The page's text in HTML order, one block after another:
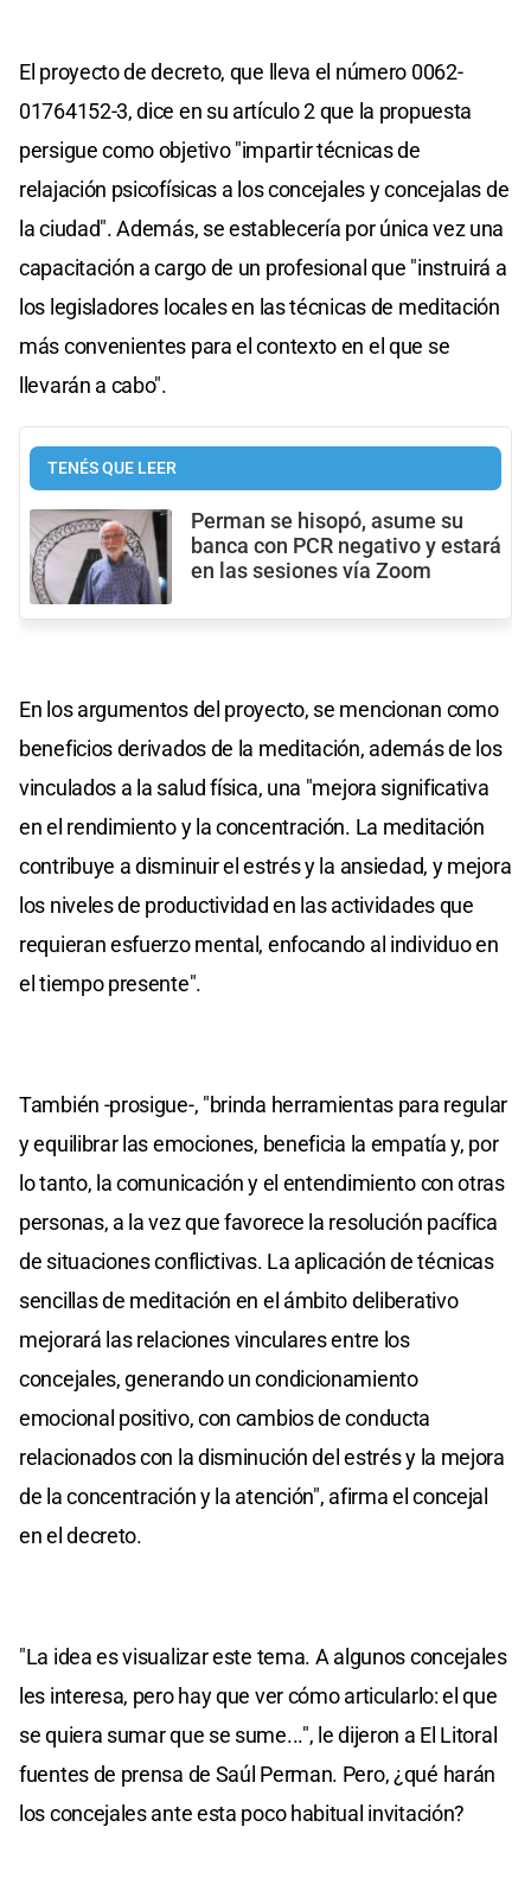
El proyecto de decreto, que lleva el número 0062-
01764152-3, dice en su artículo 2 que la propuesta
persigue como objetivo "impartir técnicas de
relajación psicofísicas a los concejales y concejalas de
la ciudad". Además, se establecería por única vez una
capacitación a cargo de un profesional que "instruirá a
los legisladores locales en las técnicas de meditación
más convenientes para el contexto en el que se
llevarán a cabo".
TENÉS QUE LEER
Perman se hisopó, asume su
banca con PCR negativo y estará
en las sesiones vía Zoom
En los argumentos del proyecto, se mencionan como
beneficios derivados de la meditación, además de los
vinculados a la salud física, una "mejora significativa
en el rendimiento y la concentración. La meditación
contribuye a disminuir el estrés y la ansiedad, y mejora
los niveles de productividad en las actividades que
requieran esfuerzo mental, enfocando al individuo en
el tiempo presente".
También -prosigue-, "brinda herramientas para regular
y equilibrar las emociones, beneficia la empatía y, por
lo tanto, la comunicación y el entendimiento con otras
personas, a la vez que favorece la resolución pacífica
de situaciones conflictivas. La aplicación de técnicas
sencillas de meditación en el ámbito deliberativo
mejorará las relaciones vinculares entre los
concejales, generando un condicionamiento
emocional positivo, con cambios de conducta
relacionados con la disminución del estrés y la mejora
de la concentración y la atención", afirma el concejal
en el decreto.
"La idea es visualizar este tema. A algunos concejales
les interesa, pero hay que ver cómo articularlo: el que
se quiera sumar que se sume...", le dijeron a El Litoral
fuentes de prensa de Saúl Perman. Pero, ¿qué harán
los concejales ante esta poco habitual invitación?